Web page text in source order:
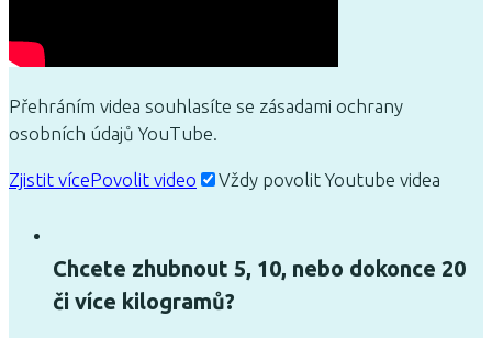
Přehráním videa souhlasíte se zásadami ochrany
osobních údajů YouTube.
Zjistit vícePovolit video Vždy povolit Youtube videa
Chcete zhubnout 5, 10, nebo dokonce 20
či více kilogramů?